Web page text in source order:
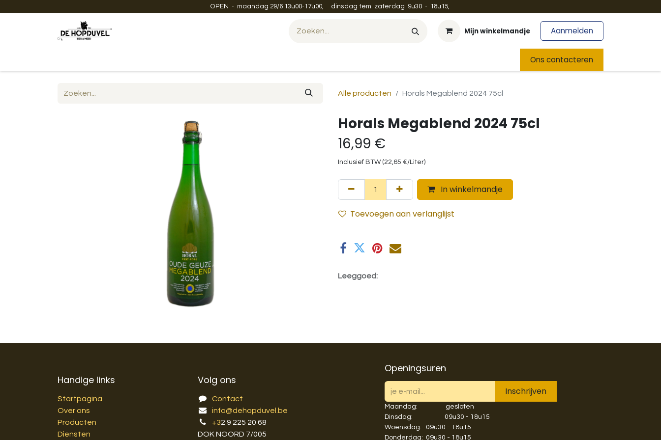
OPEN - maandag 29/6 13u00-17u00, dinsdag tem. zaterdag 9u30 - 18u15,
Mijn winkelmandje Aanmelden
Ons contacteren
Alle producten Horals Megablend 2024 75cl
Horals Megablend 2024 75cl
16,99 €
Inclusief BTW (22,65 €/Liter)
In winkelmandje
Toevoegen aan verlanglijst
Leeggoed:
Handige links
Startpagina
Over ons
Producten
Diensten
Volg ons
Contact
info@dehopduvel.be
+32 9 225 20 68
DOK NOORD 7/005
Openingsuren
Inschrijven
Maandag:
​gesloten
Dinsdag:
​​​09u30 - 18u15
Woensdag:
​​09u30 - 18u15
Donderdag: ​​09u30 - 18u15